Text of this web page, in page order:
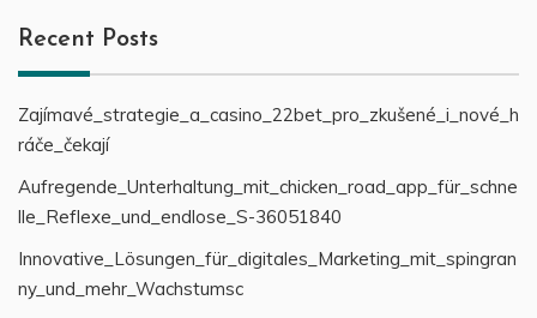
Recent Posts
Zajímavé_strategie_a_casino_22bet_pro_zkušené_i_nové_h
ráče_čekají
Aufregende_Unterhaltung_mit_chicken_road_app_für_schne
lle_Reflexe_und_endlose_S-36051840
Innovative_Lösungen_für_digitales_Marketing_mit_spingran
ny_und_mehr_Wachstumsc